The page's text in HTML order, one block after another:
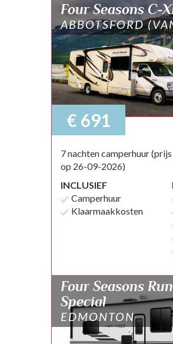
Four Seasons C-
ABBOTSFORD
€ 691
7 nachten camperhuur
op 26-09-2026)
INCLUSIEF
Camperhuur
Klaarmaakkosten
Four Seasons
Special
EDMONTON